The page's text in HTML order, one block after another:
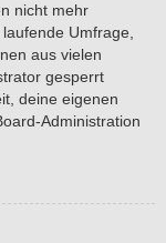
nicht mehr
Umfrage,
aus vielen
gesperrt
deine eigenen
Administration